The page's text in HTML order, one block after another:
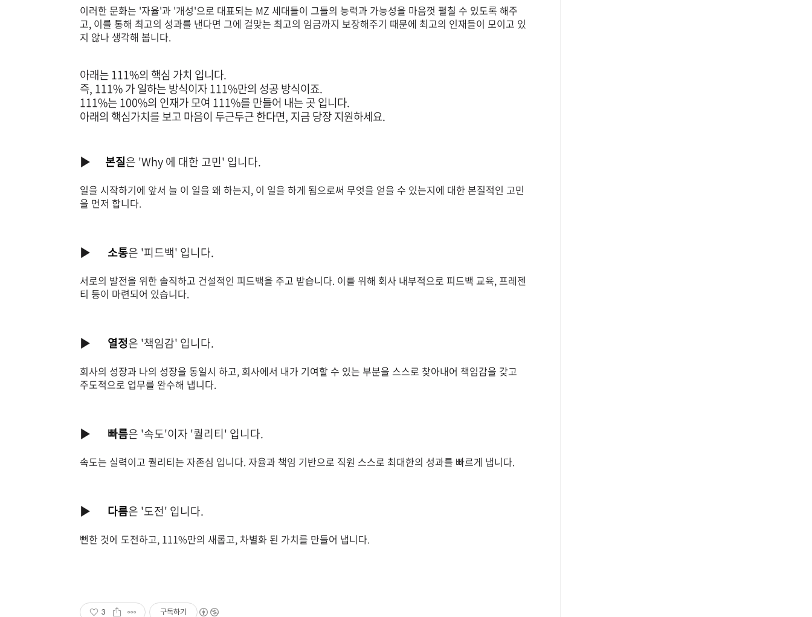
이러한 문화는 '자율'과 '개성'으로 대표되는 MZ 세대들이 그들의 능력과 가능성을 마음껏 펼칠 수 있도록 해주
고, 이를 통해 최고의 성과를 낸다면 그에 걸맞는 최고의 임금까지 보장해주기 때문에 최고의 인재들이 모이고 있
지 않나 생각해 봅니다.
아래는 111%의 핵심 가치 입니다.
즉, 111% 가 일하는 방식이자 111%만의 성공 방식이죠.
111%는 100%의 인재가 모여 111%를 만들어 내는 곳 입니다.
아래의 핵심가치를 보고 마음이 두근두근 한다면, 지금 당장 지원하세요.
▶ 본질은 'Why 에 대한 고민' 입니다.
일을 시작하기에 앞서 늘 이 일을 왜 하는지, 이 일을 하게 됨으로써 무엇을 얻을 수 있는지에 대한 본질적인 고민
을 먼저 합니다.
▶ 소통은 '피드백' 입니다.
서로의 발전을 위한 솔직하고 건설적인 피드백을 주고 받습니다. 이를 위해 회사 내부적으로 피드백 교육, 프레젠
티 등이 마련되어 있습니다.
▶ 열정은 '책임감' 입니다.
회사의 성장과 나의 성장을 동일시 하고, 회사에서 내가 기여할 수 있는 부분을 스스로 찾아내어 책임감을 갖고
주도적으로 업무를 완수해 냅니다.
▶ 빠름은 '속도'이자 '퀄리티' 입니다.
속도는 실력이고 퀄리티는 자존심 입니다. 자율과 책임 기반으로 직원 스스로 최대한의 성과를 빠르게 냅니다.
▶ 다름은 '도전' 입니다.
뻔한 것에 도전하고, 111%만의 새롭고, 차별화 된 가치를 만들어 냅니다.
3 구독하기